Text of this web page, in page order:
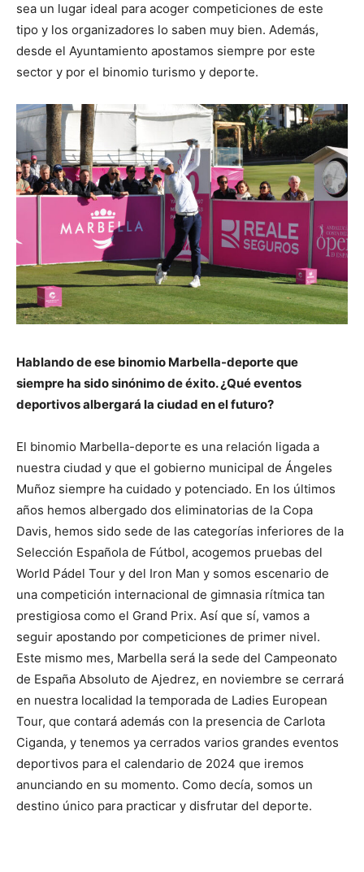
sea un lugar ideal para acoger competiciones de este
tipo y los organizadores lo saben muy bien. Además,
desde el Ayuntamiento apostamos siempre por este
sector y por el binomio turismo y deporte.
Hablando de ese binomio Marbella-deporte que
siempre ha sido sinónimo de éxito. ¿Qué eventos
deportivos albergará la ciudad en el futuro?
El binomio Marbella-deporte es una relación ligada a
nuestra ciudad y que el gobierno municipal de Ángeles
Muñoz siempre ha cuidado y potenciado. En los últimos
años hemos albergado dos eliminatorias de la Copa
Davis, hemos sido sede de las categorías inferiores de la
Selección Española de Fútbol, acogemos pruebas del
World Pádel Tour y del Iron Man y somos escenario de
una competición internacional de gimnasia rítmica tan
prestigiosa como el Grand Prix. Así que sí, vamos a
seguir apostando por competiciones de primer nivel.
Este mismo mes, Marbella será la sede del Campeonato
de España Absoluto de Ajedrez, en noviembre se cerrará
en nuestra localidad la temporada de Ladies European
Tour, que contará además con la presencia de Carlota
Ciganda, y tenemos ya cerrados varios grandes eventos
deportivos para el calendario de 2024 que iremos
anunciando en su momento. Como decía, somos un
destino único para practicar y disfrutar del deporte.